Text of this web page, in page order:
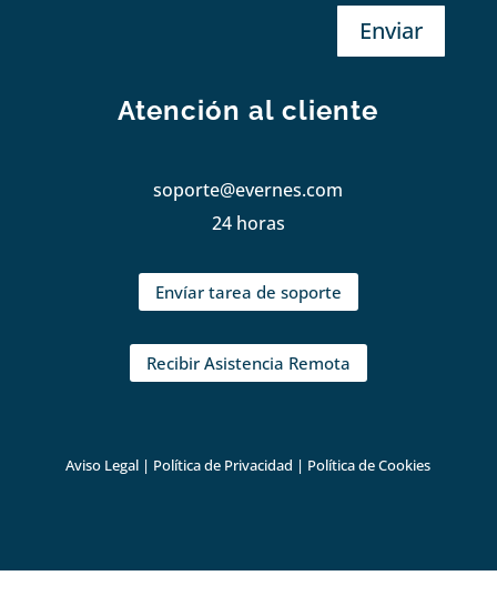
Enviar
Atención al cliente
soporte@evernes.com
24 horas
Envíar tarea de soporte
Recibir Asistencia Remota
Aviso Legal | Política de Privacidad | Política de Cookies